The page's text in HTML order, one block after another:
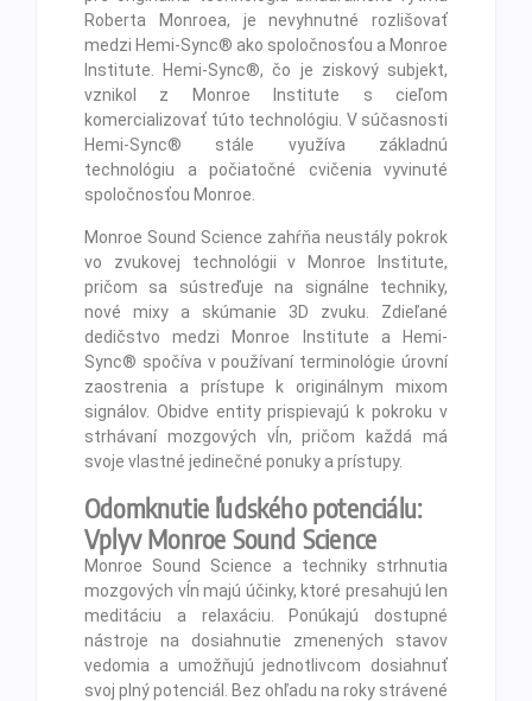
Roberta Monroea, je nevyhnutné rozlišovať
medzi Hemi-Sync® ako spoločnosťou a Monroe
Institute. Hemi-Sync®, čo je ziskový subjekt,
vznikol z Monroe Institute s cieľom
komercializovať túto technológiu. V súčasnosti
Hemi-Sync® stále využíva základnú
technológiu a počiatočné cvičenia vyvinuté
spoločnosťou Monroe.
Monroe Sound Science zahŕňa neustály pokrok
vo zvukovej technológii v Monroe Institute,
pričom sa sústreďuje na signálne techniky,
nové mixy a skúmanie 3D zvuku. Zdieľané
dedičstvo medzi Monroe Institute a Hemi-
Sync® spočíva v používaní terminológie úrovní
zaostrenia a prístupe k originálnym mixom
signálov. Obidve entity prispievajú k pokroku v
strhávaní mozgových vĺn, pričom každá má
svoje vlastné jedinečné ponuky a prístupy.
Odomknutie ľudského potenciálu:
Vplyv Monroe Sound Science
Monroe Sound Science a techniky strhnutia
mozgových vĺn majú účinky, ktoré presahujú len
meditáciu a relaxáciu. Ponúkajú dostupné
nástroje na dosiahnutie zmenených stavov
vedomia a umožňujú jednotlivcom dosiahnuť
svoj plný potenciál. Bez ohľadu na roky strávené